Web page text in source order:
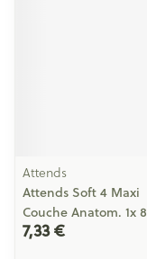
Attends
Attends Soft 4 Maxi
Couche Anatom. 1x 8
7,33 €